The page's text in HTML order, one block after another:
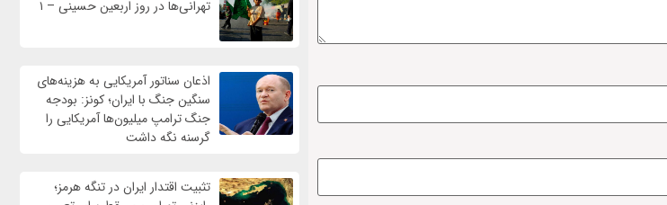
تهرانی‌ها در روز اربعین حسینی – ۱
اذعان سناتور آمریکایی به هزینه‌های
سنگین جنگ با ایران؛ کونز: بودجه
جنگ ترامپ میلیون‌ها آمریکایی را
گرسنه نگه داشت
تثبیت اقتدار ایران در تنگه هرمز؛